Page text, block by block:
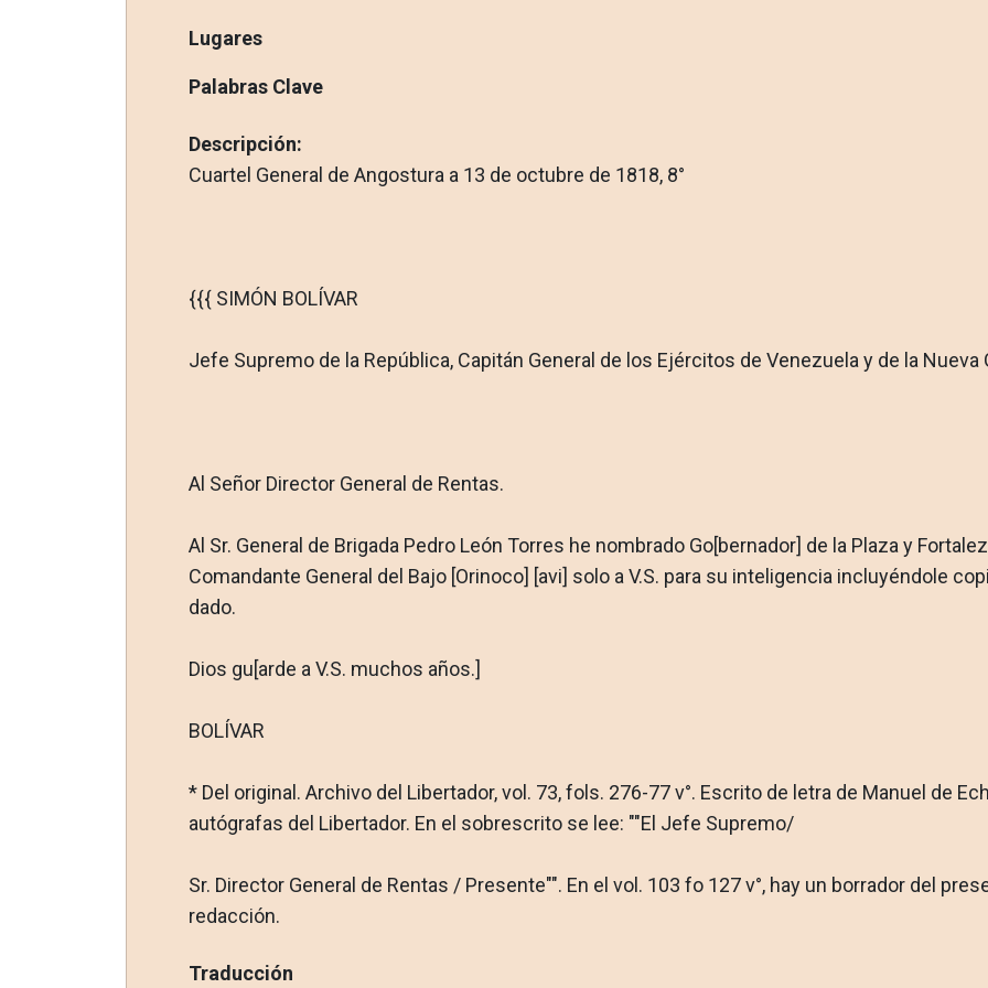
Lugares
Palabras Clave
Descripción:
Cuartel General de Angostura a 13 de octubre de 1818, 8°
{{{ SIMÓN BOLÍVAR
Jefe Supremo de la República, Capitán General de los Ejércitos de Venezuela y de la Nueva
Al Señor Director General de Rentas.
Al Sr. General de Brigada Pedro León Torres he nombrado Go[bernador] de la Plaza y
Comandante General del Bajo [Orinoco] [avi] solo a V.S. para su inteligencia incluyéndole
dado.
Dios gu[arde a V.S. muchos años.]
BOLÍVAR
* Del original. Archivo del Libertador, vol. 73, fols. 276-77 v°. Escrito de letra de Manuel de
autógrafas del Libertador. En el sobrescrito se lee: ""El Jefe Supremo/
Sr. Director General de Rentas / Presente"". En el vol. 103 fo 127 v°, hay un borrador del
redacción.
Traducción